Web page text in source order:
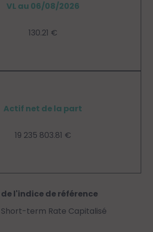
VL au 06/08/2026
130.21 €
Actif net de la part
19 235 803.81 €
l'indice de référence
Short-term Rate Capitalisé